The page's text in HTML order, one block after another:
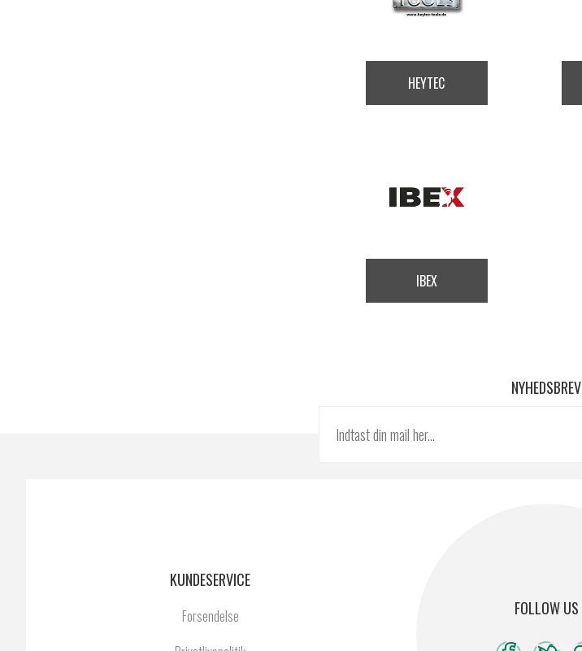
HEYTEC
IBEX
NYHEDSBREV
FOLLOW US
KUNDESERVICE
Forsendelse